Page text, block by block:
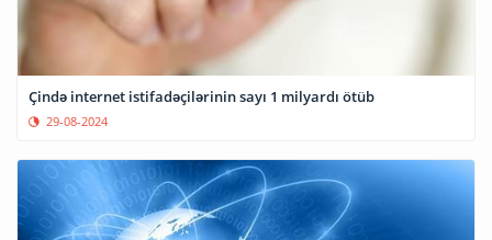
Çində internet istifadəçilərinin sayı 1 milyardı ötüb
29-08-2024